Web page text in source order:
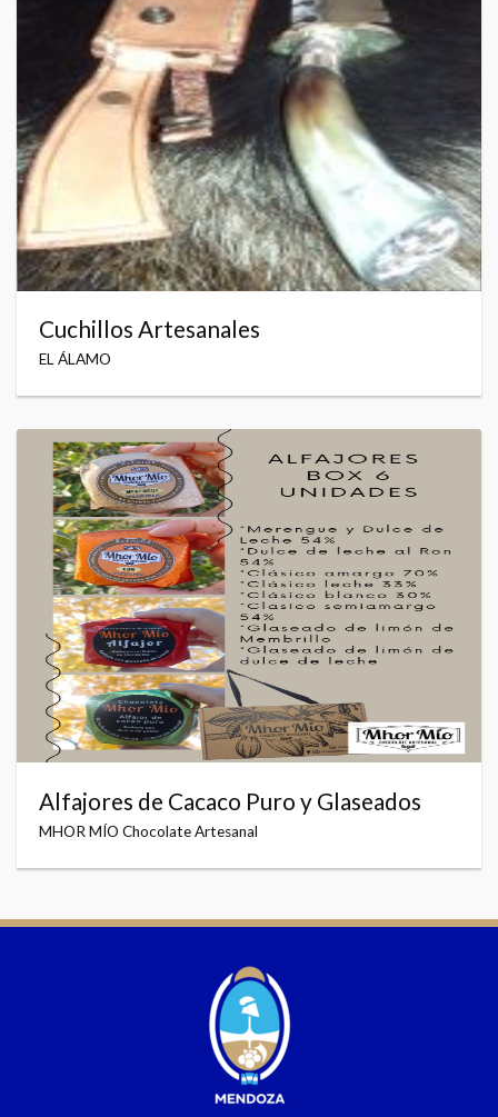
Cuchillos Artesanales
EL ÁLAMO
Alfajores de Cacaco Puro y Glaseados
MHOR MÍO Chocolate Artesanal